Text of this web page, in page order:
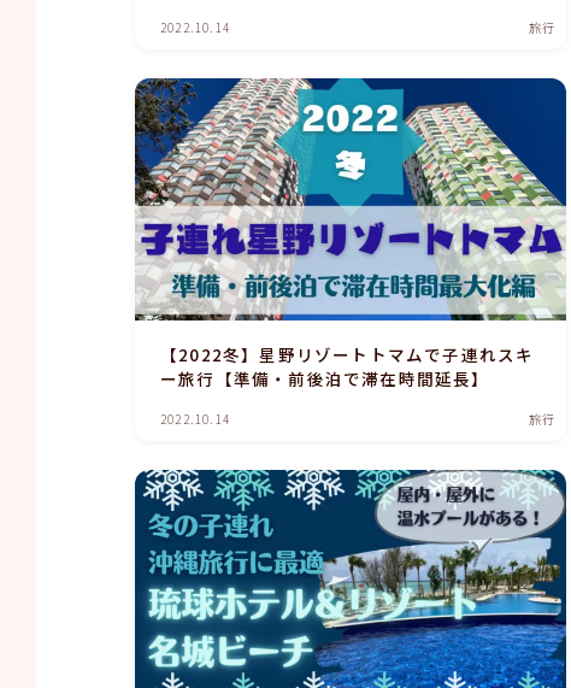
2022.10.14 旅行
【2022冬】星野リゾートトマムで子連れスキ
ー旅行【準備・前後泊で滞在時間延長】
2022.10.14 旅行